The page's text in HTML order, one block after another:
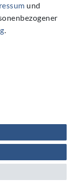
widerrufen.**
um ein Pflichtfeld.
und
.